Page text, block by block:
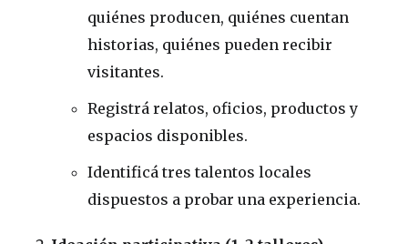
quiénes producen, quiénes cuentan
historias, quiénes pueden recibir
visitantes.
Registrá relatos, oficios, productos y
espacios disponibles.
Identificá tres talentos locales
dispuestos a probar una experiencia.